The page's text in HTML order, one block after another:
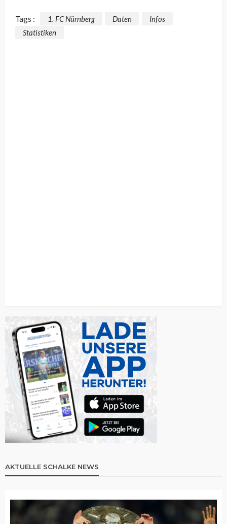
Tags : 1. FC Nürnberg Daten
Infos
Statistiken
AKTUELLE SCHALKE NEWS